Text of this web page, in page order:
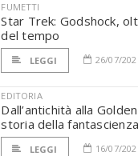
FUMETTI
Star Trek: Godshock,
del tempo
LEGGI 26/07/
EDITORIA
Dall’antichità alla
storia della
LEGGI 16/07/